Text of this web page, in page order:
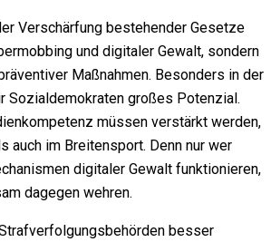
Verschärfung bestehender Gesetze
und digitaler Gewalt, sondern
Maßnahmen. Besonders in der
Sozialdemokraten großes Potenzial.
müssen verstärkt werden,
auch im Breitensport. Denn nur wer
digitaler Gewalt funktionieren,
dagegen wehren.
besser